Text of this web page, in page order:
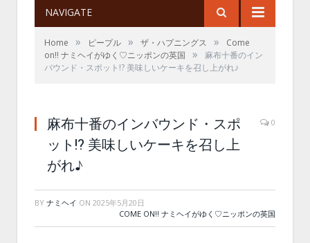
NAVIGATE
Home » ピープル » ザ・ハプニングス »
Come
on!! ナミヘイがゆく♡ニッポンの英国
»
麻布十番のイン
バウンド・スポット!? 美味しいケーキを召し上がれ♪
麻布十番のインバウンド・スポ
ット!? 美味しいケーキを召し上
がれ♪
0
BY ナミヘイ ON 2025年5月20日
COME ON!! ナミヘイがゆく♡ニッポンの英国